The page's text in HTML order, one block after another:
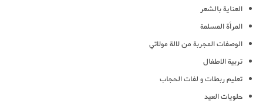
العناية بالشعر
المرأة المسلمة
الوصفات المجربة من لالة مولاتي
تربية الاطفال
تعليم ربطات و لفات الحجاب
حلويات العيد